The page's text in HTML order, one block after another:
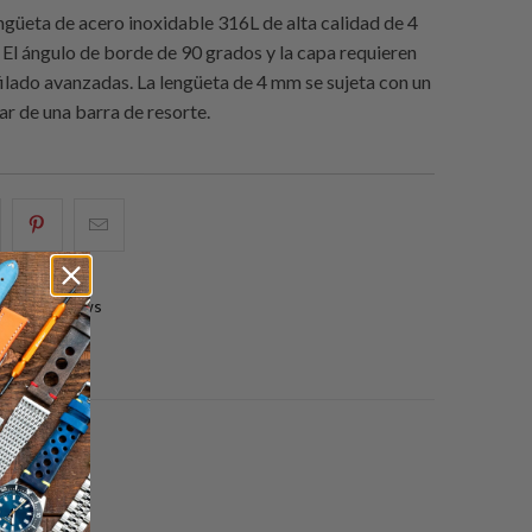
de acero inoxidable 316L de alta calidad de 4
ángulo de borde de 90 grados y la capa requieren
avanzadas. La lengüeta de 4 mm se sujeta con un
de una barra de resorte.
Compartir
esto
en
Pinterest
0 reviews